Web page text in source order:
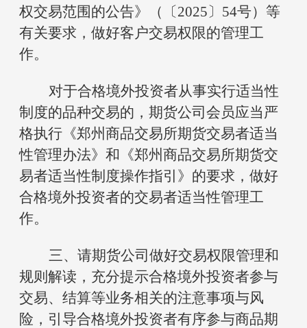
权交易范围的公告》
（ 〔2025〕 54号） 等
有关要求，做好客户交易权限的管理工
作。
对于合格境外投资者从事实行适当性
制度的品种交易的，期货公司会员应当严
格执行《郑州商品交易所期货交易者适当
性管理办法》和《郑州商品交易所期货交
易者适当性制度操作指引》的要求，做好
合格境外投资者的交易者适当性管理工
作。
三、请期货公司做好交易权限管理和
规则解读，充分提示合格境外投资者参与
交易、结算等业务相关的注意事项与风
险，引导合格境外投资者有序参与商品期